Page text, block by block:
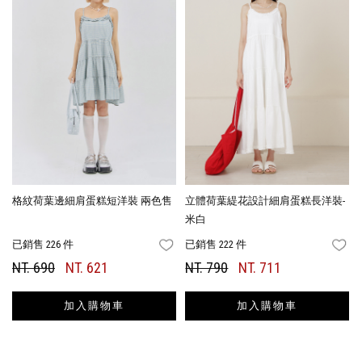
格紋荷葉邊細肩蛋糕短洋裝 兩色售
已銷售 226 件 FAVORITES
NT. 690 NT. 621
加入購物車
立體荷葉緹花設計細肩蛋糕長洋裝-
米白
已銷售 222 件
NT. 790 NT. 711
加入購物車